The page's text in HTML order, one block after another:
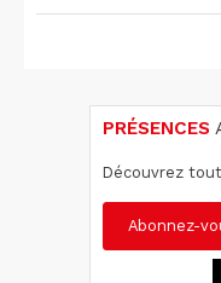
PRÉSENCES
Découvrez
Abonnez-